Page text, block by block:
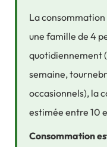
La
une famille de 4
quotidiennement
semaine,
occasionnels), la
estimée entre 10
Consommation